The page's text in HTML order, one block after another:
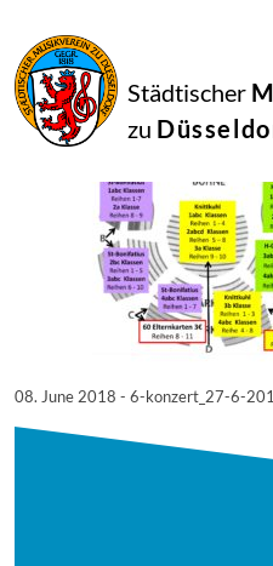
Städtischer
zu
2018
administrator
6. Konzert_27.6.2018-003
08. June 2018 - 6-konzert_27-6-